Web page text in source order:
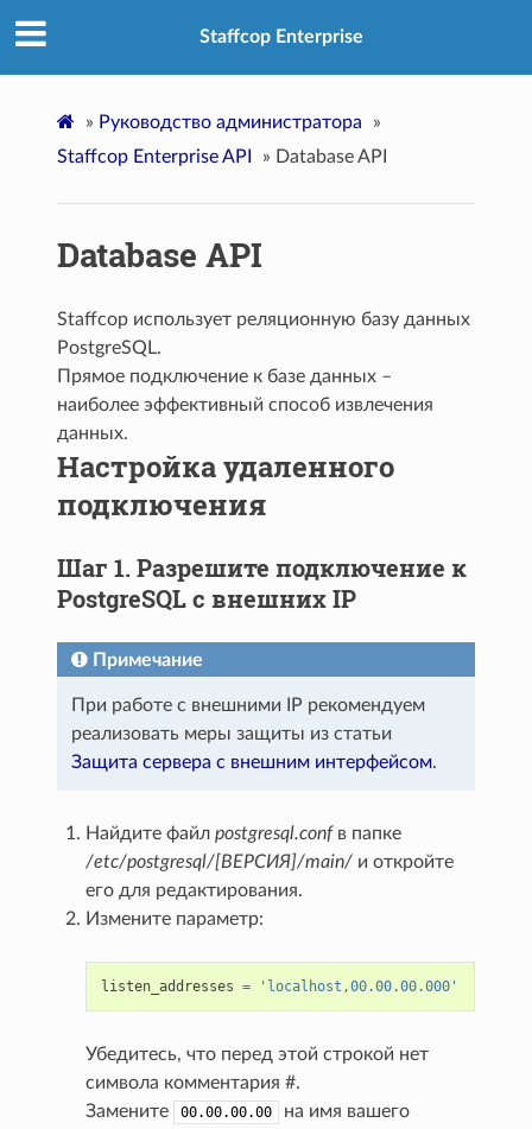
Staffcop Enterprise
» Руководство администратора
»
Staffcop Enterprise API
» Database API
Database API
Staffcop использует реляционную базу данных
PostgreSQL.
Прямое подключение к базе данных –
наиболее эффективный способ извлечения
данных.
Настройка удаленного
подключения
Шаг 1. Разрешите подключение к
PostgreSQL с внешних IP
Примечание
При работе с внешними IP рекомендуем
реализовать меры защиты из статьи
Защита сервера с внешним интерфейсом.
Найдите файлpostgresql.confв папке
/etc/postgresql/[ВЕРСИЯ]/main/ и откройте
его для редактирования.
Измените параметр:
listen_addresses = 'localhost,00.00.00.000'
Убедитесь, что перед этой строкой нет
символа комментария #.
Замените
00.00.00.00
на имя вашего